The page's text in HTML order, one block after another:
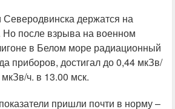
держатся на
Но после взрыва на военном
в Белом море радиационный
приборов, достигал до 0,44 мкЗв/
ч. в 13.00 мск.
пришли почти в норму –